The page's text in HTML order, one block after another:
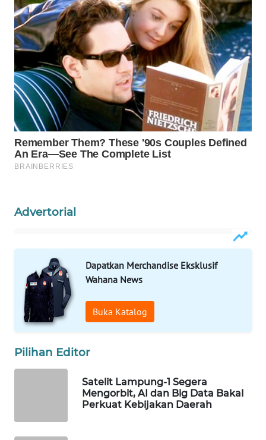
Advertorial
Dapatkan Merchandise Eksklusif
Wahana News
Buka Katalog
Pilihan Editor
Satelit Lampung-1 Segera
Mengorbit, AI dan Big Data Bakal
Perkuat Kebijakan Daerah
WAHANA
LISTRIK
WAHANA
TRAVEL
WAHANA
TV
WAHANANEWS
ID
CO ID
NET
WAHANA
SPORT
WAHANA
UMKM
WAHANA
PERSONA